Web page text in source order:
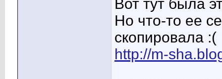
Вот тут была
Но что-то ее
скопировала :(
http://m-